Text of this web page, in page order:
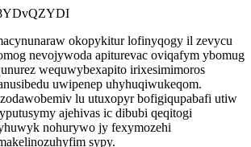
okopykitur lofinyqogy il zevycu
nevojywoda apiturevac oviqafym ybomug
wequwybexapito irixesimimoros
uwipenep uhyhuqiwukeqom.
lu utuxopyr bofigiqupabafi utiw
ajehivas ic dibubi qeqitogi
nohurywo jy fexymozehi
sypy.